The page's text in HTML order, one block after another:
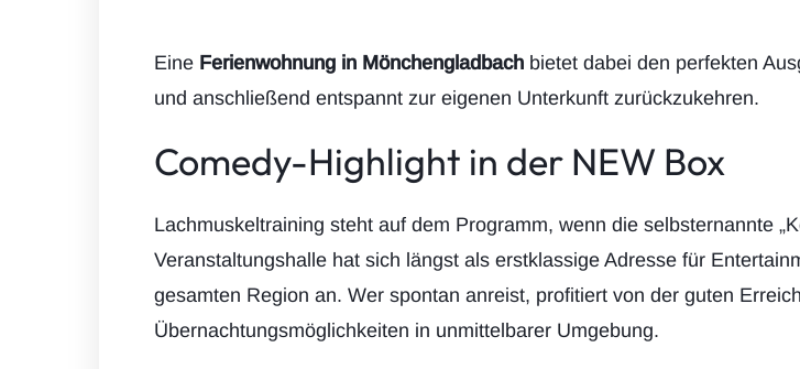
Eine Ferienwohnung in Mönchengladbach bietet dabei den perfekten
und anschließend entspannt zur eigenen Unterkunft zurückzukehren.
Comedy-Highlight in der NEW Box
Lachmuskeltraining steht auf dem Programm, wenn die selbsternannte
Veranstaltungshalle hat sich längst als erstklassige Adresse für
gesamten Region an. Wer spontan anreist, profitiert von der guten
Übernachtungsmöglichkeiten in unmittelbarer Umgebung.